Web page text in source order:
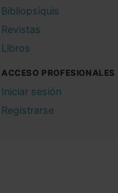
Bibliopsiquis
Revistas
Libros
ACCESO PROFESIONALES
Iniciar sesión
Registrarse